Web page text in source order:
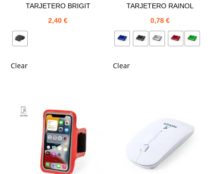
TARJETERO BRIGIT
2,40€
Clear
TARJETERO RAINOL
0,78 €
Clear